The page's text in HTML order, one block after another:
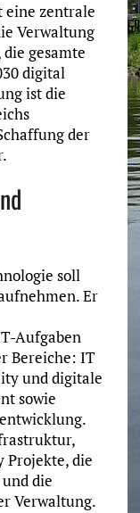
eine zentrale
Verwaltung
gesamte
digital
ist die
der
soll
Er
Aufgaben
Bereiche: IT
und digitale
sowie
Projekte, die
die
Verwaltung.